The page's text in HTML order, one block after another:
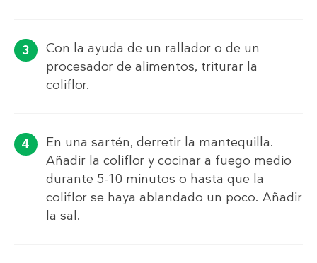
Con la ayuda de un rallador o de un
procesador de alimentos, triturar la
coliflor.
En una sartén, derretir la mantequilla.
Añadir la coliflor y cocinar a fuego medio
durante 5-10 minutos o hasta que la
coliflor se haya ablandado un poco. Añadir
la sal.